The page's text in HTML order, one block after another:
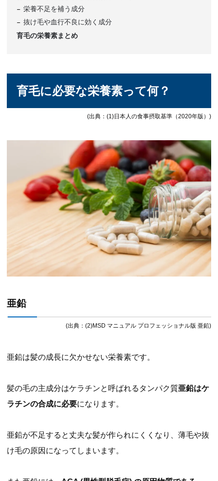
栄養不足を補う成分
抜け毛や血行不良に効く成分
育毛の栄養素まとめ
育毛に必要な栄養素って何？
(出典：(1)日本人の食事摂取基準（2020年版）)
亜鉛
(出典：(2)MSD マニュアル プロフェッショナル版 亜鉛)
亜鉛は髪の成長に欠かせない栄養素です。
髪の毛の主成分はケラチンと呼ばれるタンパク質亜鉛はケ
ラチンの合成に必要になります。
亜鉛が不足すると丈夫な髪が作られにくくなり、薄毛や抜
け毛の原因になってしまいます。